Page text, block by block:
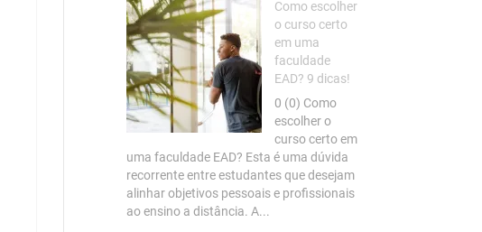
Como escolher
o curso certo
em uma
faculdade
EAD? 9 dicas!
0 (0) Como
escolher o
curso certo em
uma faculdade EAD? Esta é uma dúvida
recorrente entre estudantes que desejam
alinhar objetivos pessoais e profissionais
ao ensino a distância. A...